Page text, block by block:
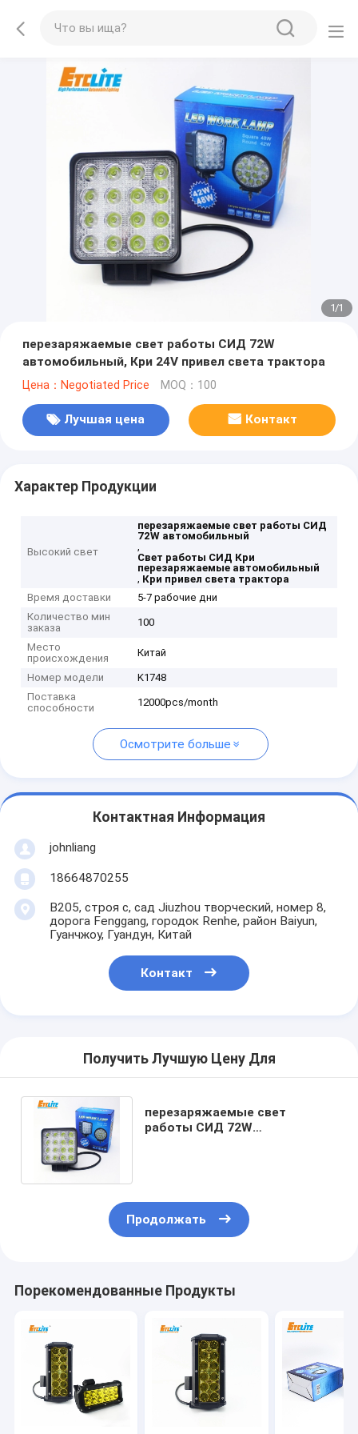
1/1
перезаряжаемые свет работы СИД 72W
автомобильный, Кри 24V привел света трактора
Цена：Negotiated Price MOQ：100
Лучшая цена Контакт
Характер Продукции
Высокий свет
перезаряжаемые свет работы СИД
72W автомобильный
,
Свет работы СИД Кри
перезаряжаемые автомобильный
, Кри привел света трактора
Время доставки
5-7 рабочие дни
Количество мин
заказа
100
Место
происхождения
Китай
Номер модели
K1748
Поставка
способности
12000pcs/month
Осмотрите больше
Контактная Информация
johnliang
18664870255
B205, строя c, сад Jiuzhou творческий, номер 8,
дорога Fenggang, городок Renhe, район Baiyun,
Гуанчжоу, Гуандун, Китай
Контакт
Получить Лучшую Цену Для
перезаряжаемые свет
работы СИД 72W
Продолжать
Порекомендованные Продукты